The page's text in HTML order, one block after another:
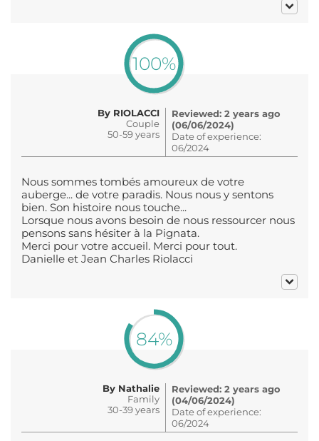
100%
By RIOLACCI
Couple
50-59 years
Reviewed: 2 years ago
(06/06/2024)
Date of experience:
06/2024
Nous sommes tombés amoureux de votre
auberge... de votre paradis. Nous nous y sentons
bien. Son histoire nous touche...
Lorsque nous avons besoin de nous ressourcer nous
pensons sans hésiter à la Pignata.
Merci pour votre accueil. Merci pour tout.
Danielle et Jean Charles Riolacci
84%
By Nathalie
Family
30-39 years
Reviewed: 2 years ago
(04/06/2024)
Date of experience:
06/2024